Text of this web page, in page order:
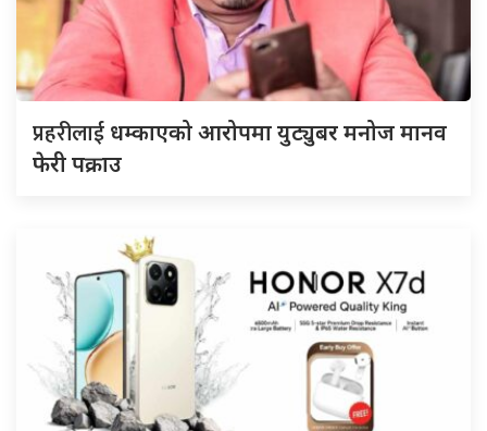
प्रहरीलाई धम्काएको आरोपमा युट्युबर मनोज मानव
फेरी पक्राउ